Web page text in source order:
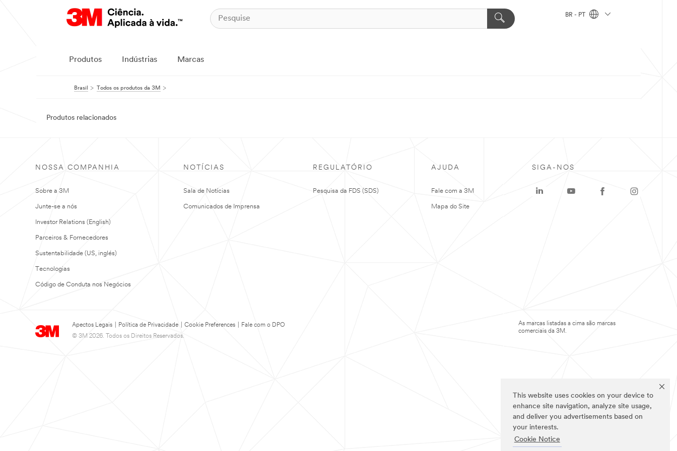
This website uses cookies on your device to
enhance site navigation, analyze site usage,
and deliver you advertisements based on
your interests.
Cookie Notice
BR - PT
Produtos Indústrias Marcas
Brasil Todos os produtos da 3M
Produtos relacionados
NOSSA COMPANHIA
Sobre a 3M
Junte-se a nós
Investor Relations (English)
Parceiros & Fornecedores
Sustentabilidade (US, inglés)
Tecnologias
Código de Conduta nos Negócios
NOTÍCIAS
Sala de Notícias
Comunicados de Imprensa
REGULATÓRIO
Pesquisa da FDS (SDS)
AJUDA
Fale com a 3M
Mapa do Site
Apectos Legais Política de Privacidade Cookie Preferences
Fale com o DPO
© 3M 2026. Todos os Direitos Reservados.
SIGA-NOS
As marcas listadas a cima são marcas
comerciais da 3M.